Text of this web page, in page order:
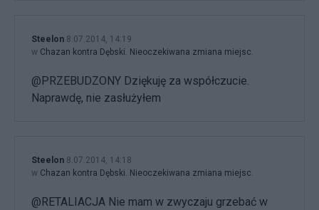
Steelon 8.07.2014, 14:19
w Chazan kontra Dębski. Nieoczekiwana zmiana miejsc.
@PRZEBUDZONY Dziękuję za współczucie.
Naprawdę, nie zasłużyłem
Steelon 8.07.2014, 14:18
w Chazan kontra Dębski. Nieoczekiwana zmiana miejsc.
@RETALIACJA Nie mam w zwyczaju grzebać w